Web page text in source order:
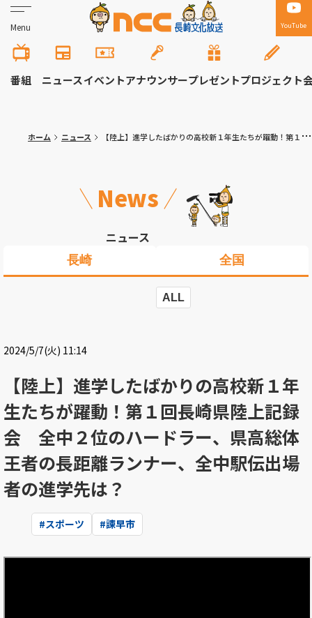
Menu YouTube
番組 ニュースイベントアナウンサープレゼントプロジェクト
ホーム ニュース 【陸上】進学したばかりの高校新１年生たちが躍動！第１回長崎県陸上記録会 全中２位のハードラー、県高総体王者の長距離ランナー、全中駅伝出場者の進学先は？
News
ニュース
長崎 全国
ALL
2024/5/7(火) 11:14
【陸上】進学したばかりの高校新１年
生たちが躍動！第１回長崎県陸上記録
会 全中２位のハードラー、県高総体
王者の長距離ランナー、全中駅伝出場
者の進学先は？
#スポーツ #諫早市